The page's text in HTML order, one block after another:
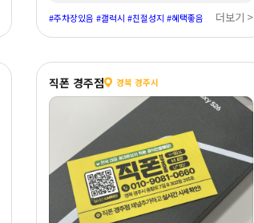
#주차장있음 #갤럭시 #친절성지 #혜택좋음 더보기 >
직폰 경주점 경북 경주시